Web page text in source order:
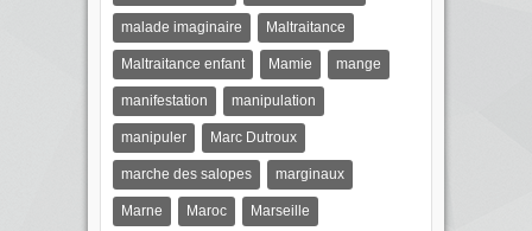
malade imaginaire Maltraitance
Maltraitance enfant Mamie mange
manifestation manipulation
manipuler Marc Dutroux
marche des salopes marginaux
Marne Maroc Marseille